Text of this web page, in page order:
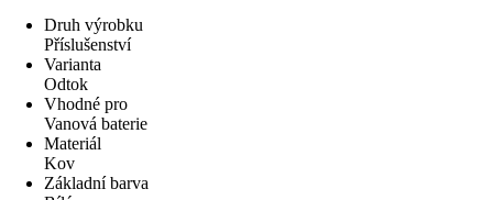
Druh výrobku
Příslušenství
Varianta
Odtok
Vhodné pro
Vanová baterie
Materiál
Kov
Základní barva